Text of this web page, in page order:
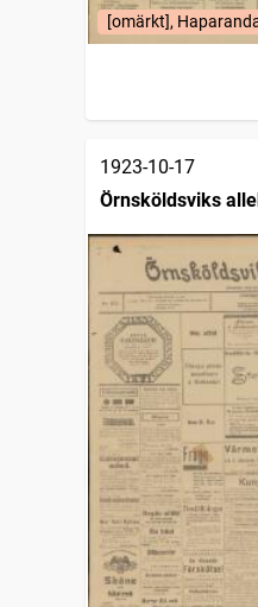
[omärkt],
1923-10-17
Örnsköldsviks